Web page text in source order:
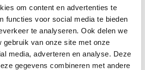
om content en advertenties te
functies voor social media te bieden
te analyseren. Ook delen we
gebruik van onze site met onze
media, adverteren en analyse. Deze
gegevens combineren met andere
een officieel verzoek in om het Purmer-
te mogen tonen. Merkwaardig
ingewilligd en verhuisde de meermin
men haar spinnen en ging ze zelfs over
Na haar overlijden is zij derhalve in